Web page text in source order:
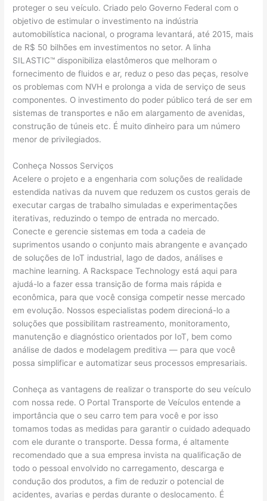
proteger o seu veículo. Criado pelo Governo Federal com o
objetivo de estimular o investimento na indústria
automobilística nacional, o programa levantará, até 2015, mais
de R$ 50 bilhões em investimentos no setor. A linha
SILASTIC™ disponibiliza elastômeros que melhoram o
fornecimento de fluidos e ar, reduz o peso das peças, resolve
os problemas com NVH e prolonga a vida de serviço de seus
componentes. O investimento do poder público terá de ser em
sistemas de transportes e não em alargamento de avenidas,
construção de túneis etc. É muito dinheiro para um número
menor de privilegiados.
Conheça Nossos Serviços
Acelere o projeto e a engenharia com soluções de realidade
estendida nativas da nuvem que reduzem os custos gerais de
executar cargas de trabalho simuladas e experimentações
iterativas, reduzindo o tempo de entrada no mercado.
Conecte e gerencie sistemas em toda a cadeia de
suprimentos usando o conjunto mais abrangente e avançado
de soluções de IoT industrial, lago de dados, análises e
machine learning. A Rackspace Technology está aqui para
ajudá-lo a fazer essa transição de forma mais rápida e
econômica, para que você consiga competir nesse mercado
em evolução. Nossos especialistas podem direcioná-lo a
soluções que possibilitam rastreamento, monitoramento,
manutenção e diagnóstico orientados por IoT, bem como
análise de dados e modelagem preditiva — para que você
possa simplificar e automatizar seus processos empresariais.
Conheça as vantagens de realizar o transporte do seu veículo
com nossa rede. O Portal Transporte de Veículos entende a
importância que o seu carro tem para você e por isso
tomamos todas as medidas para garantir o cuidado adequado
com ele durante o transporte. Dessa forma, é altamente
recomendado que a sua empresa invista na qualificação de
todo o pessoal envolvido no carregamento, descarga e
condução dos produtos, a fim de reduzir o potencial de
acidentes, avarias e perdas durante o deslocamento. É